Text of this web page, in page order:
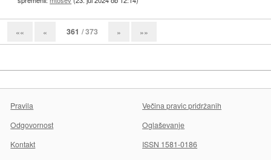
«« « 361 / 373 » »»
Pravila
Večina pravic pridržanih
Odgovornost
Oglaševanje
Kontakt
ISSN 1581-0186